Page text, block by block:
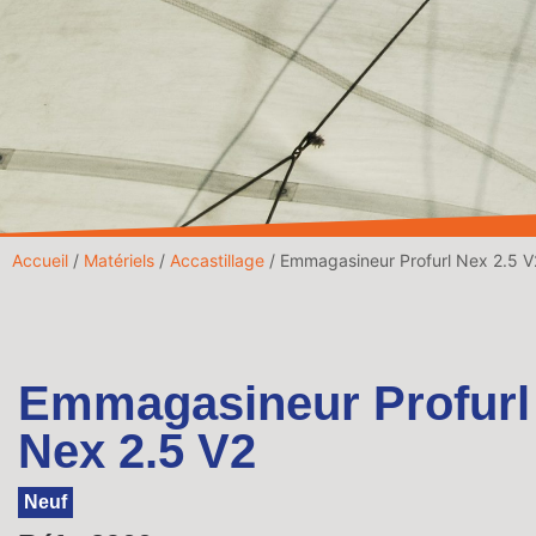
Accueil / Matériels / Accastillage / Emmagasineur Profurl Nex 2.5
Emmagasineur Profurl
Nex 2.5 V2
Neuf